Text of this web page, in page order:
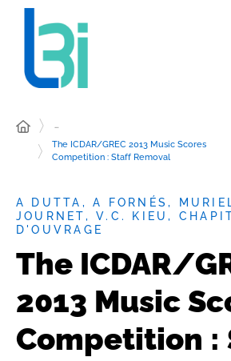
…
The ICDAR/GREC 2013 Music Scores
Competition : Staff Removal
A DUTTA, A FORNÉS,
JOURNET, V.C. KIEU,
D'OUVRAGE
The ICDAR/
2013 Music
Competition :